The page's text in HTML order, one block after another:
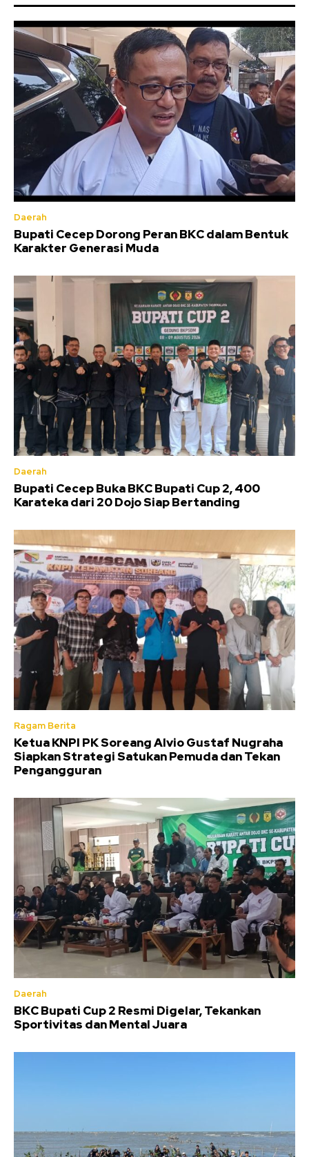
Daerah
Bupati Cecep Dorong Peran BKC dalam Bentuk
Karakter Generasi Muda
Daerah
Bupati Cecep Buka BKC Bupati Cup 2, 400
Karateka dari 20 Dojo Siap Bertanding
Ragam Berita
Ketua KNPI PK Soreang Alvio Gustaf Nugraha
Siapkan Strategi Satukan Pemuda dan Tekan
Pengangguran
Daerah
BKC Bupati Cup 2 Resmi Digelar, Tekankan
Sportivitas dan Mental Juara